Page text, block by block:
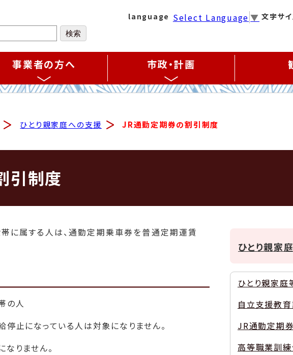
language Select Language ▼ 文字サ
事業者の方へ 市政・計画
ひとり親家庭への支援 JR通勤定期券の割引制度
引制度
に属する人は、通勤定期乗車券を普通定期運賃
の人
になっている人は対象になりません。
りません。
ひとり親家
ひとり親家
自立支援教
JR通勤定期
高等職業訓